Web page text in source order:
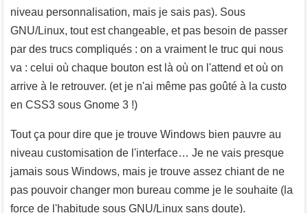
niveau personnalisation, mais je sais pas). Sous
GNU/Linux, tout est changeable, et pas besoin de passer
par des trucs compliqués : on a vraiment le truc qui nous
va : celui où chaque bouton est là où on l'attend et où on
arrive à le retrouver. (et je n'ai même pas goûté à la custo
en CSS3 sous Gnome 3 !)
Tout ça pour dire que je trouve Windows bien pauvre au
niveau customisation de l'interface… Je ne vais presque
jamais sous Windows, mais je trouve assez chiant de ne
pas pouvoir changer mon bureau comme je le souhaite (la
force de l'habitude sous GNU/Linux sans doute).